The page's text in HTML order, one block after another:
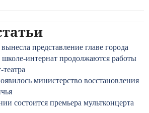
представление главе города
интернат продолжаются работы
театра
министерство восстановления
состоится премьера мультконцерта